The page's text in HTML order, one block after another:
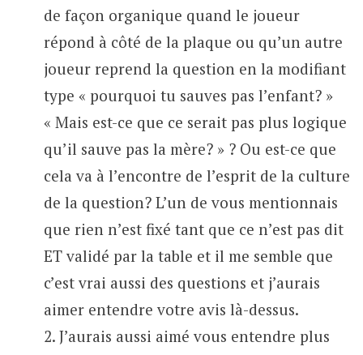
de façon organique quand le joueur
répond à côté de la plaque ou qu’un autre
joueur reprend la question en la modifiant
type « pourquoi tu sauves pas l’enfant? »
« Mais est-ce que ce serait pas plus logique
qu’il sauve pas la mère? » ? Ou est-ce que
cela va à l’encontre de l’esprit de la culture
de la question? L’un de vous mentionnais
que rien n’est fixé tant que ce n’est pas dit
ET validé par la table et il me semble que
c’est vrai aussi des questions et j’aurais
aimer entendre votre avis là-dessus.
2. J’aurais aussi aimé vous entendre plus